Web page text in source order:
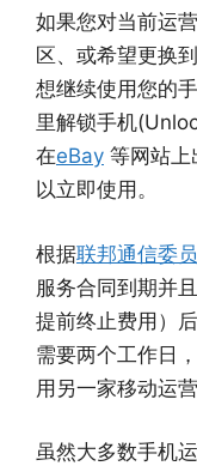
如果您对当前运
区、或希望更换到
想继续使用您的
里解锁手机
在eBay 等网站上
以立即使用。
根据联邦通信委
服务合同到​​期并
提前终止费用）
需要两个工作日
用另一家移动运
虽然大多数手机